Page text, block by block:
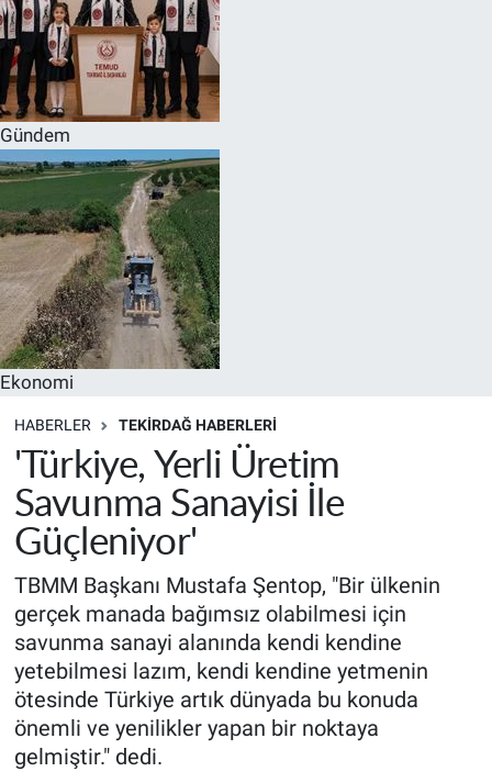
Gündem
Ekonomi
HABERLER TEKIRDAĞ HABERLERI
'Türkiye, Yerli Üretim
Savunma Sanayisi İle
Güçleniyor'
TBMM Başkanı Mustafa Şentop, "Bir ülkenin
gerçek manada bağımsız olabilmesi için
savunma sanayi alanında kendi kendine
yetebilmesi lazım, kendi kendine yetmenin
ötesinde Türkiye artık dünyada bu konuda
önemli ve yenilikler yapan bir noktaya
gelmiştir." dedi.